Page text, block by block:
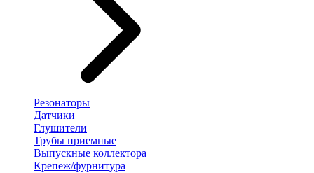
Резонаторы
Датчики
Глушители
Трубы приемные
Выпускные коллектора
Крепеж/фурнитура